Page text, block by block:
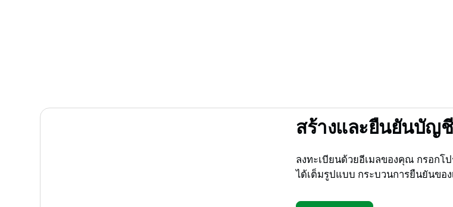
สร้างและยืนยันบัญ
ลงทะเบียนด้วยอีเมลของคุณ กรอกโ
ได้เต็มรูปแบบ กระบวนการยืนยันขอ